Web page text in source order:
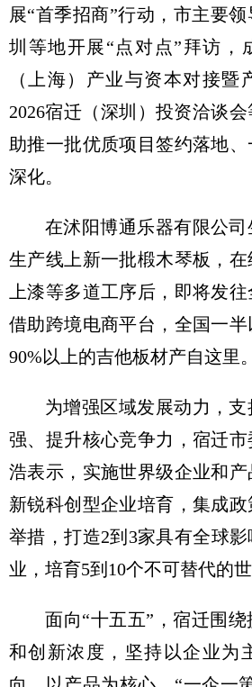
展“首季招商”行动，市主要
圳等地开展“点对点”拜访，
（上海）产业与资本对接暨
2026宿迁（深圳）投资洽谈会
助推一批优质项目签约落地
深化。
在沭阳博通乐器有限公
生产线上新一批椴木琴板，在
上漆等多道工序后，即将发往
借助跨境电商平台，全国一半
90%以上的吉他板材产自这里。
为增强区域发展动力，
强、提升核心竞争力，宿迁市
浩表示，实施世界级企业和
新锐科创型企业培育，集成
举措，打造2到3家具有全球
业，培育5到10个不可替代的世
面向“十五五”，宿迁围
和创新浓度，坚持以企业为